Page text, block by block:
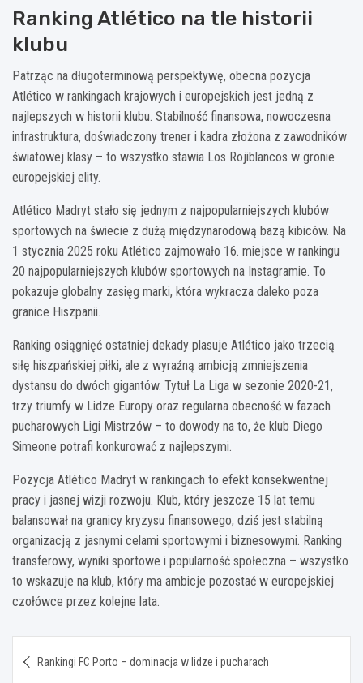
Ranking Atlético na tle historii
klubu
Patrząc na długoterminową perspektywę, obecna pozycja
Atlético w rankingach krajowych i europejskich jest jedną z
najlepszych w historii klubu. Stabilność finansowa, nowoczesna
infrastruktura, doświadczony trener i kadra złożona z zawodników
światowej klasy – to wszystko stawia Los Rojiblancos w gronie
europejskiej elity.
Atlético Madryt stało się jednym z najpopularniejszych klubów
sportowych na świecie z dużą międzynarodową bazą kibiców. Na
1 stycznia 2025 roku Atlético zajmowało 16. miejsce w rankingu
20 najpopularniejszych klubów sportowych na Instagramie. To
pokazuje globalny zasięg marki, która wykracza daleko poza
granice Hiszpanii.
Ranking osiągnięć ostatniej dekady plasuje Atlético jako trzecią
siłę hiszpańskiej piłki, ale z wyraźną ambicją zmniejszenia
dystansu do dwóch gigantów. Tytuł La Liga w sezonie 2020-21,
trzy triumfy w Lidze Europy oraz regularna obecność w fazach
pucharowych Ligi Mistrzów – to dowody na to, że klub Diego
Simeone potrafi konkurować z najlepszymi.
Pozycja Atlético Madryt w rankingach to efekt konsekwentnej
pracy i jasnej wizji rozwoju. Klub, który jeszcze 15 lat temu
balansował na granicy kryzysu finansowego, dziś jest stabilną
organizacją z jasnymi celami sportowymi i biznesowymi. Ranking
transferowy, wyniki sportowe i popularność społeczna – wszystko
to wskazuje na klub, który ma ambicje pozostać w europejskiej
czołówce przez kolejne lata.
wpisu
Rankingi FC Porto – dominacja w lidze i pucharach